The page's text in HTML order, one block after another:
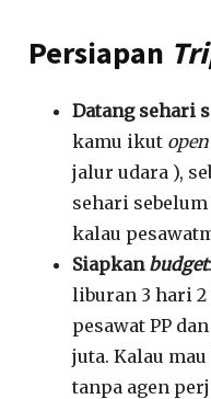
Persiapan
Datang sehari
kamu ikut
jalur udara ),
sehari
kalau
Siapkan budget
liburan 3 hari
pesawat PP dan
juta.Kalau
tanpa agen